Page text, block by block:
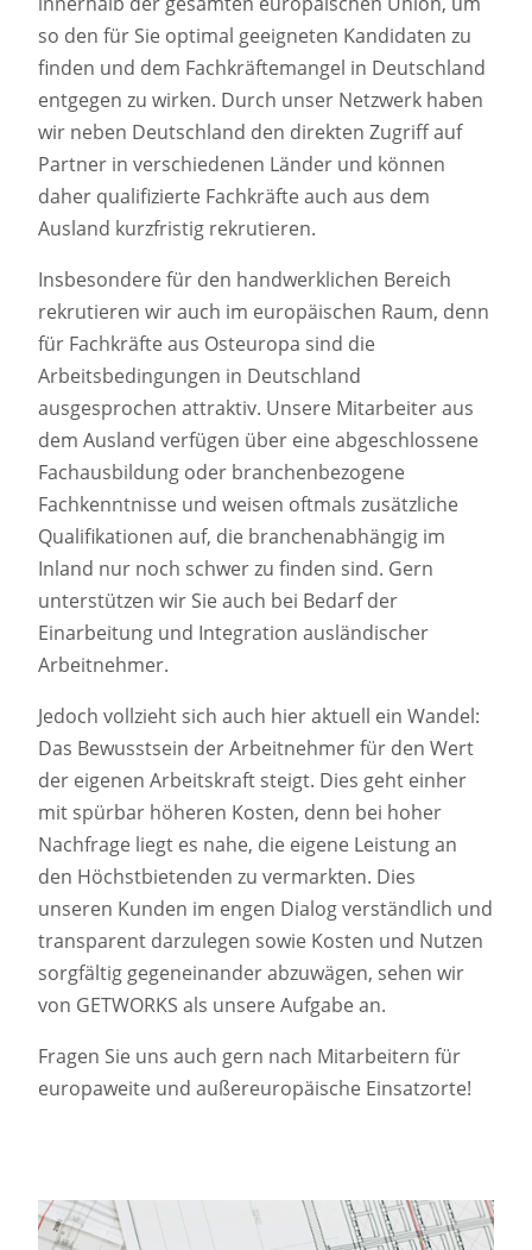
so den für Sie optimal geeigneten Kandidaten zu
finden und dem Fachkräftemangel in Deutschland
entgegen zu wirken. Durch unser Netzwerk haben
wir neben Deutschland den direkten Zugriff auf
Partner in verschiedenen Länder und können
daher qualifizierte Fachkräfte auch aus dem
Ausland kurzfristig rekrutieren.
Insbesondere für den handwerklichen Bereich
rekrutieren wir auch im europäischen Raum, denn
für Fachkräfte aus Osteuropa sind die
Arbeitsbedingungen in Deutschland
ausgesprochen attraktiv. Unsere Mitarbeiter aus
dem Ausland verfügen über eine abgeschlossene
Fachausbildung oder branchenbezogene
Fachkenntnisse und weisen oftmals zusätzliche
Qualifikationen auf, die branchenabhängig im
Inland nur noch schwer zu finden sind. Gern
unterstützen wir Sie auch bei Bedarf der
Einarbeitung und Integration ausländischer
Arbeitnehmer.
Jedoch vollzieht sich auch hier aktuell ein Wandel:
Das Bewusstsein der Arbeitnehmer für den Wert
der eigenen Arbeitskraft steigt. Dies geht einher
mit spürbar höheren Kosten, denn bei hoher
Nachfrage liegt es nahe, die eigene Leistung an
den Höchstbietenden zu vermarkten. Dies
unseren Kunden im engen Dialog verständlich und
transparent darzulegen sowie Kosten und Nutzen
sorgfältig gegeneinander abzuwägen, sehen wir
von GETWORKS als unsere Aufgabe an.
Fragen Sie uns auch gern nach Mitarbeitern für
europaweite und außereuropäische Einsatzorte!